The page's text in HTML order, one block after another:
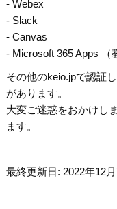
- Webex
- Slack
- Canvas
- Microsoft 365 Apps （
その他のkeio.jpで認証
があります。
大変ご迷惑をおかけし
ます。
最終更新日: 2022年12